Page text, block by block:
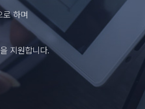
로 하며
지원합니다.